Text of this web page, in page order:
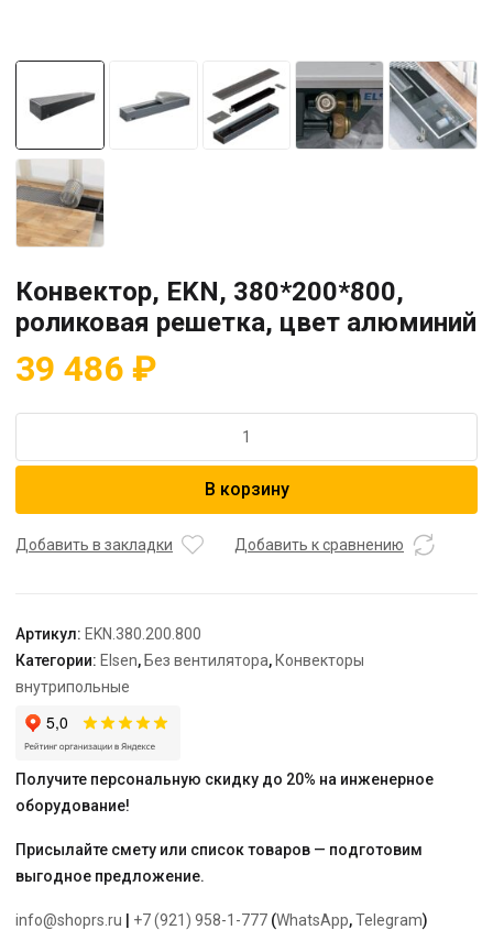
Конвектор, EKN, 380*200*800,
роликовая решетка, цвет алюминий
39 486 ₽
Конвектор,
380*200*800,
роликовая
В корзину
Добавить в закладки Добавить к сравнению
Артикул: EKN.380.200.800
Категории: Elsen,Без вентилятора,Конвекторы
внутрипольные
Получите персональную скидку до 20% на инженерное
оборудование!
Присылайте смету или список товаров — подготовим
выгодное предложение.
info@shoprs.ru | +7 (921) 958-1-777 (WhatsApp,Telegram)